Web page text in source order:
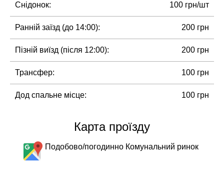
Снідонок: 100 грн/шт
Ранній заїзд (до 14:00): 200 грн
Пізній виїзд (після 12:00): 200 грн
Трансфер: 100 грн
Дод спальне місце: 100 грн
Карта проїзду
Подобово/погодинно Комунальний ринок